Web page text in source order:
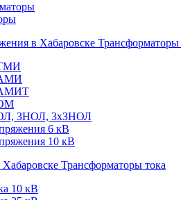
ЗНОЛ, 3хЗНОЛ
6 кВ
10 кВ
Трансформаторы тока
10 кВ